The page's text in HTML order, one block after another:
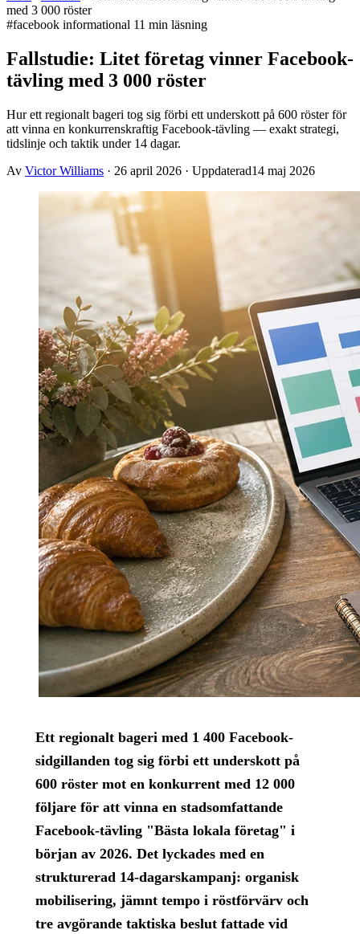
med 3 000 röster
#facebook informational 11 min läsning
Fallstudie: Litet företag vinner Facebook-
tävling med 3 000 röster
Hur ett regionalt bageri tog sig förbi ett underskott på 600 röster för
att vinna en konkurrenskraftig Facebook-tävling — exakt strategi,
tidslinje och taktik under 14 dagar.
Av Victor Williams · 26 april 2026 · Uppdaterad14 maj 2026
Ett regionalt bageri med 1 400 Facebook-
sidgillanden tog sig förbi ett underskott på
600 röster mot en konkurrent med 12 000
följare för att vinna en stadsomfattande
Facebook-tävling "Bästa lokala företag" i
början av 2026. Det lyckades med en
strukturerad 14-dagarskampanj: organisk
mobilisering, jämnt tempo i röstförvärv och
tre avgörande taktiska beslut fattade vid